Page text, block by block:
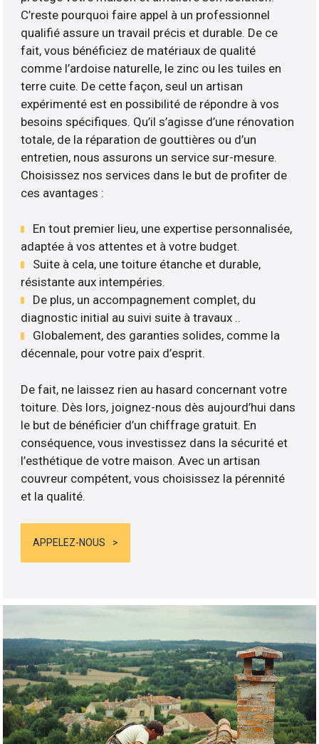
C’reste pourquoi faire appel à un professionnel
qualifié assure un travail précis et durable. De ce
fait, vous bénéficiez de matériaux de qualité
comme l’ardoise naturelle, le zinc ou les tuiles en
terre cuite. De cette façon, seul un artisan
expérimenté est en possibilité de répondre à vos
besoins spécifiques. Qu’il s’agisse d’une rénovation
totale, de la réparation de gouttières ou d’un
entretien, nous assurons un service sur-mesure.
Choisissez nos services dans le but de profiter de
ces avantages :
En tout premier lieu, une expertise personnalisée,
adaptée à vos attentes et à votre budget.
Suite à cela, une toiture étanche et durable,
résistante aux intempéries.
De plus, un accompagnement complet, du
diagnostic initial au suivi suite à travaux ..
Globalement, des garanties solides, comme la
décennale, pour votre paix d’esprit.
De fait, ne laissez rien au hasard concernant votre
toiture. Dès lors, joignez-nous dès aujourd’hui dans
le but de bénéficier d’un chiffrage gratuit. En
conséquence, vous investissez dans la sécurité et
l’esthétique de votre maison. Avec un artisan
couvreur compétent, vous choisissez la pérennité
et la qualité.
APPELEZ-NOUS